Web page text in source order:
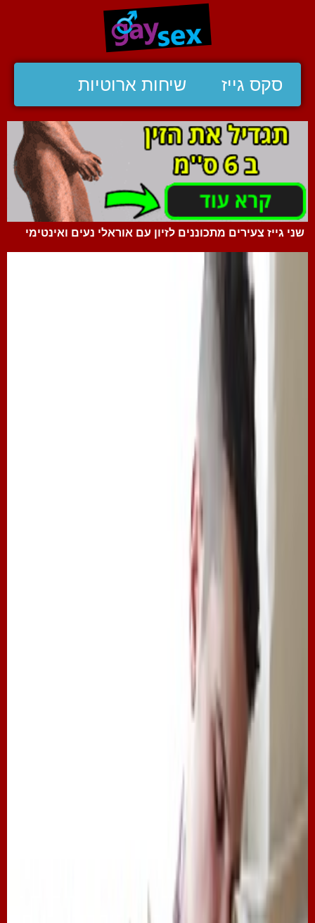
סקס גייז שיחות ארוטיות
שני גייז צעירים מתכוננים לזיון עם אוראלי נעים ואינטימי